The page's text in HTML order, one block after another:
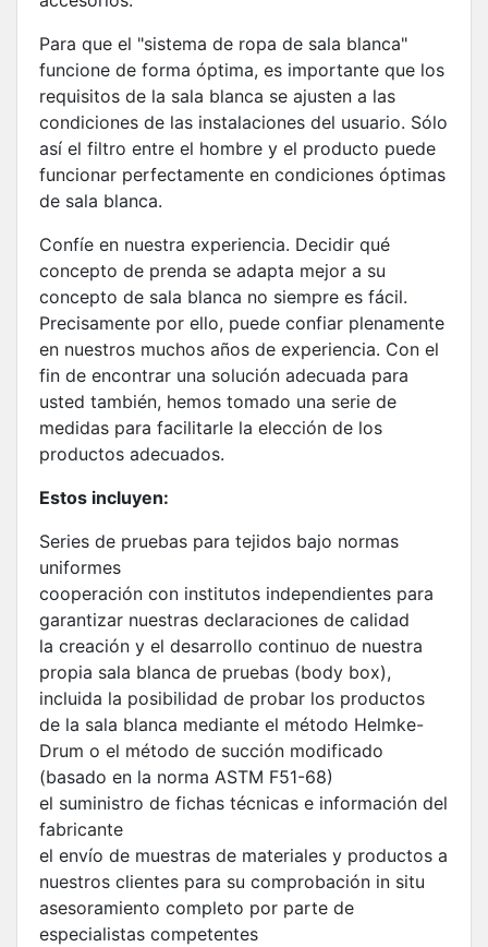
Para que el "sistema de ropa de sala blanca"
funcione de forma óptima, es importante que los
requisitos de la sala blanca se ajusten a las
condiciones de las instalaciones del usuario. Sólo
así el filtro entre el hombre y el producto puede
funcionar perfectamente en condiciones óptimas
de sala blanca.
Confíe en nuestra experiencia. Decidir qué
concepto de prenda se adapta mejor a su
concepto de sala blanca no siempre es fácil.
Precisamente por ello, puede confiar plenamente
en nuestros muchos años de experiencia. Con el
fin de encontrar una solución adecuada para
usted también, hemos tomado una serie de
medidas para facilitarle la elección de los
productos adecuados.
Estos incluyen:
Series de pruebas para tejidos bajo normas
uniformes
cooperación con institutos independientes para
garantizar nuestras declaraciones de calidad
la creación y el desarrollo continuo de nuestra
propia sala blanca de pruebas (body box),
incluida la posibilidad de probar los productos
de la sala blanca mediante el método Helmke-
Drum o el método de succión modificado
(basado en la norma ASTM F51-68)
el suministro de fichas técnicas e información del
fabricante
el envío de muestras de materiales y productos a
nuestros clientes para su comprobación in situ
asesoramiento completo por parte de
especialistas competentes